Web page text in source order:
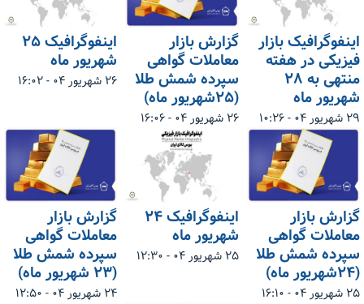
اینفوگرافیک بازار
فیزیکی در هفته
منتهی به ۲۸
شهریور ماه
۲۹ شهریور ۰۴ - ۱۰:۲۶
گزارش بازار
معاملات گواهی
سپرده شمش طلا
(۲۵شهریور ماه)
۲۶ شهریور ۰۴ - ۱۶:۰۶
اینفوگرافیک ۲۵
شهریور ماه
۲۶ شهریور ۰۴ - ۱۶:۰۲
گزارش بازار
معاملات گواهی
سپرده شمش طلا
(۲۴شهریور ماه)
۲۵ شهریور ۰۴ - ۱۶:۱۰
اینفوگرافیک ۲۴
شهریور ماه
۲۵ شهریور ۰۴ - ۱۲:۳۰
گزارش بازار
معاملات گواهی
سپرده شمش طلا
(۲۳ شهریور ماه)
۲۴ شهریور ۰۴ - ۱۲:۵۰